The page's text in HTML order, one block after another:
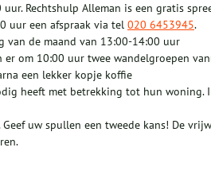
Rechtshulp Alleman is een gratis
uur een afspraak via tel 020 6453945.
van de maand van 13:00-14:00 uur
er om 10:00 uur twee wandelgroepen
een lekker kopje koffie
heeft met betrekking tot hun
uw spullen een tweede kans! De